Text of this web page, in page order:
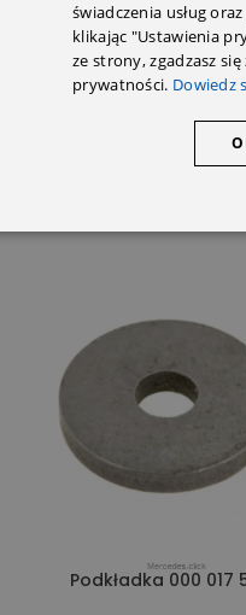
Podkładka 000 017
świadczenia usług
klikając "Ustawienia
ze strony, zgadzasz
prywatności. Dowiedz